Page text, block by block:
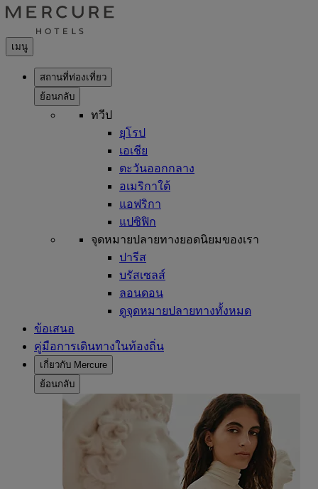
เมนู
สถานที่ท่องเที่ยว
ย้อนกลับ
ทวีป
ยุโรป
เอเชีย
ตะวันออกกลาง
อเมริกาใต้
แอฟริกา
แปซิฟิก
จุดหมายปลายทางยอดนิยมของเรา
ปารีส
บรัสเซลส์
ลอนดอน
ดูจุดหมายปลายทางทั้งหมด
ข้อเสนอ
คู่มือการเดินทางในท้องถิ่น
เกี่ยวกับ Mercure
ย้อนกลับ